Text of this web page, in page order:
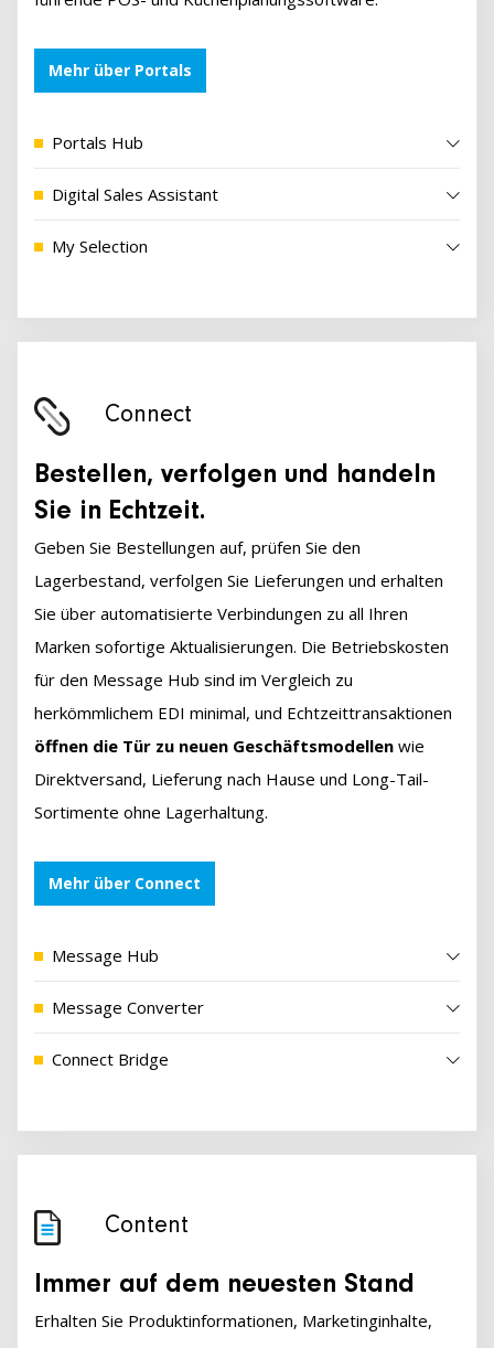
Mehr über Portals
Portals Hub
Digital Sales Assistant
My Selection
Connect
Bestellen, verfolgen und handeln
Sie in Echtzeit.
Geben Sie Bestellungen auf, prüfen Sie den
Lagerbestand, verfolgen Sie Lieferungen und erhalten
Sie über automatisierte Verbindungen zu all Ihren
Marken sofortige Aktualisierungen. Die Betriebskosten
für den Message Hub sind im Vergleich zu
herkömmlichem EDI minimal, und Echtzeittransaktionen
öffnen die Tür zu neuen Geschäftsmodellen wie
Direktversand, Lieferung nach Hause und Long-Tail-
Sortimente ohne Lagerhaltung.
Mehr über Connect
Message Hub
Message Converter
Connect Bridge
Content
Immer auf dem neuesten Stand
Erhalten Sie Produktinformationen, Marketinginhalte,